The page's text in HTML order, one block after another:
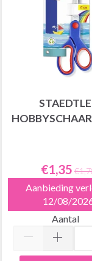
€1,35
Aanbieding
12/08/
Aantal